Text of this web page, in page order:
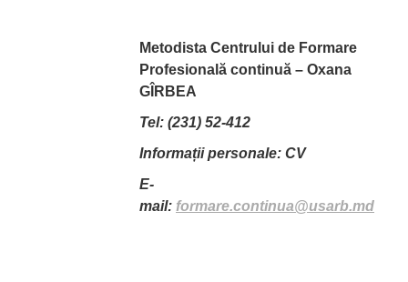
Metodista Centrului de Formare
Profesională continuă – Oxana
GÎRBEA
Tel: (231) 52-412
Informații personale: CV
E-
mail: formare.continua@usarb.md